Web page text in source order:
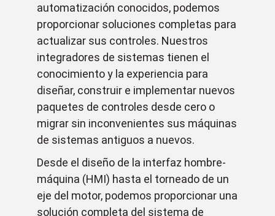
automatización conocidos, podemos
proporcionar soluciones completas para
actualizar sus controles. Nuestros
integradores de sistemas tienen el
conocimiento y la experiencia para
diseñar, construir e implementar nuevos
paquetes de controles desde cero o
migrar sin inconvenientes sus máquinas
de sistemas antiguos a nuevos.
Desde el diseño de la interfaz hombre-
máquina (HMI) hasta el torneado de un
eje del motor, podemos proporcionar una
solución completa del sistema de